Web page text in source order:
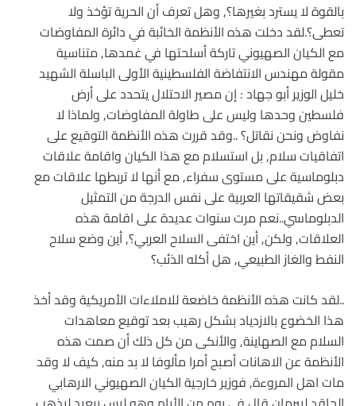
بالقوة لا يسترد بغيرها؟, وهل تعرف أن الحرية تؤخذ ولا
تعطى؟.لقد دخلت هذه الأنظمة الخائبة في دائرة المفاوضات
مع الكيان الصهيوني تاركة أسلحتها في غمدها, متناسية
مقولة مهندس الانتفاضة الفلسطينية الأولى الباسلة الشهيد
خليل الوزير أبو جهاد : إن مصير الاحتلال يتحدد على أرض
فلسطين وحدها وليس على طاولة المفاوضات, ولماذا لا
نفاوض ونحن نقاتل؟ ..وقد قررت هذه الأنظمة التوقيع على
اتفاقيات سلام, بل استسلام مع هذا الكيان واقامة علاقات
دبلوماسية على مستوى سفراء, مع أنها لا تربطها علاقات مع
بعض شقيقاتها العربية على نفس الدرجة من التمثيل
الدبلوماسي..نعم مرت سنوات عديدة على اقامة هذه
العلاقات, ولكن, أين اختفى السلاح العربي؟, أين وضع سلاح
النفط والغاز الطبيعي, هل أكله الذئب؟
..لقد كانت هذه الأنظمة خاضعة للاملاءات الأمريكية وقد أخذ
هذا الخضوع بالازدياد بشكل رهيب بعد توقيع معاهدات
السلام مع الصهاينة, والأنكى من كل ذلك أن صمت هذه
الأنظمة عن الاهانات أصبح أمرا مألوفا لا بد منه, كيف لا وقد
مات اهل المروءة, فوزير خارجية الكيان الصهيوني الارهابي